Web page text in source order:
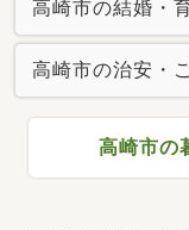
高崎市の結婚・
高崎市の治安・
高崎市の